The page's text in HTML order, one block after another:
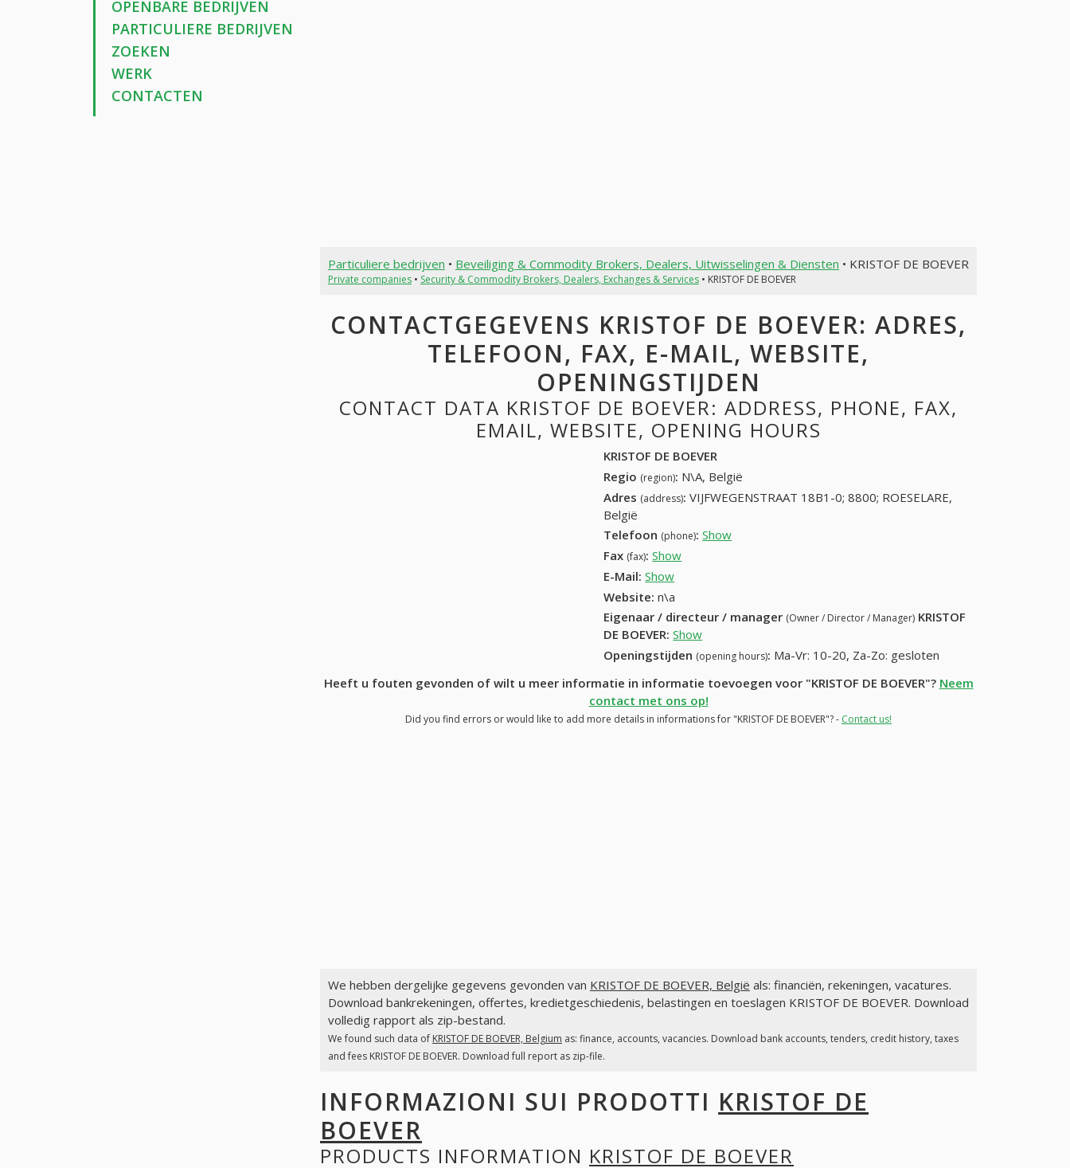
OPENBARE BEDRIJVEN
PARTICULIERE BEDRIJVEN
ZOEKEN
WERK
CONTACTEN
Particuliere bedrijven • Beveiliging & Commodity Brokers, Dealers, Uitwisselingen & Diensten • KRISTOF DE BOEVER
Private companies• Security & Commodity Brokers, Dealers, Exchanges & Services• KRISTOF DE BOEVER
CONTACTGEGEVENS KRISTOF DE BOEVER: ADRES,
TELEFOON, FAX, E-MAIL, WEBSITE,
OPENINGSTIJDEN
CONTACT DATA KRISTOF DE BOEVER: ADDRESS, PHONE, FAX,
EMAIL, WEBSITE, OPENING HOURS
KRISTOF DE BOEVER
Regio (region): N\A, België
Adres (address): VIJFWEGENSTRAAT 18B1-0; 8800; ROESELARE,
België
Telefoon (phone): Show
Fax (fax): Show
E-Mail: Show
Website: n\a
Eigenaar / directeur / manager (Owner / Director / Manager) KRISTOF
DE BOEVER: Show
Openingstijden (opening hours): Ma-Vr: 10-20, Za-Zo: gesloten
Heeft u fouten gevonden of wilt u meer informatie in informatie toevoegen voor "KRISTOF DE BOEVER"? Neem
contact met ons op!
Did you find errors or would like to add more details in informations for "KRISTOF DE BOEVER"? - Contact us!
We hebben dergelijke gegevens gevonden van KRISTOF DE BOEVER, België als: financiën, rekeningen, vacatures.
Download bankrekeningen, offertes, kredietgeschiedenis, belastingen en toeslagen KRISTOF DE BOEVER. Download
volledig rapport als zip-bestand.
We found such data of KRISTOF DE BOEVER, Belgium as: finance, accounts, vacancies. Download bank accounts, tenders, credit history, taxes
and fees KRISTOF DE BOEVER. Download full report as zip-file.
INFORMAZIONI SUI PRODOTTI KRISTOF DE
BOEVER
PRODUCTS INFORMATION KRISTOF DE BOEVER